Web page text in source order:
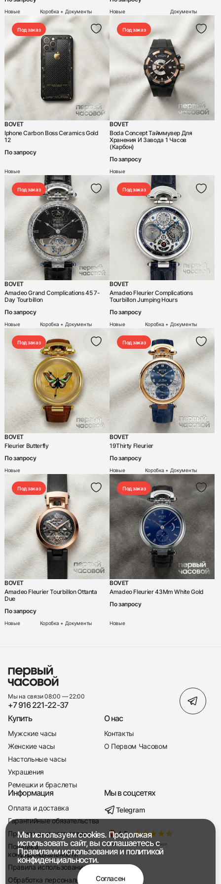
+7 916 221-22-37
Мы насвязи 08:00 — 19:00
Новые Коробка + Документы Новые Документы
Под заказ
BOVET
Iphone Carbon Boss Ceramics Gold
12
По запросу
Новые
Под заказ
BOVET
Boda Concept Тайммувер Для
Хранения И Завода 1 Часов
(Карбон)
По запросу
Новые
Под заказ
BOVET
Amadeo Grand Complications 45 7-
Day Tourbillon
По запросу
Новые Коробка + Документы
Под заказ
BOVET
Amadeo Fleurier Complications
Tourbillon Jumping Hours
По запросу
Новые Коробка + Документы
Под заказ
BOVET
Fleurier Butterfly
По запросу
Новые
Под заказ
BOVET
19Thirty Fleurier
По запросу
Новые Коробка + Документы
Под заказ
BOVET
Amadeo Fleurier Tourbillon Ottanta
Due
По запросу
Новые Коробка + Документы
Под заказ
BOVET
Amadeo Fleurier 43Mm White Gold
По запросу
Новые
Мы на связи 08:00 — 22:00
+7 916 221-22-37
Купить
Мужские часы
Женские часы
Настольные часы
Украшения
Ремешки и браслеты
О нас
Контакты
О Первом Часовом
Информация
Оплата и доставка
Гарантийные обязательства
Правила возврата товара
Политика
конфиденциальности
Правила использования
Обработка персональных
Мы в соцсетях
Telegram
Мы используем cookies. Продолжая
использовать сайт, вы соглашаетесь с
Правилами использованияи политикой
конфиденциальности.
Согласен